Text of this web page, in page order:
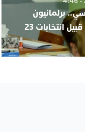
برلمانيون
يفقدون مقاعدهم قبيل انتخابات 23